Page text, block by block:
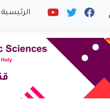
الرئيسية